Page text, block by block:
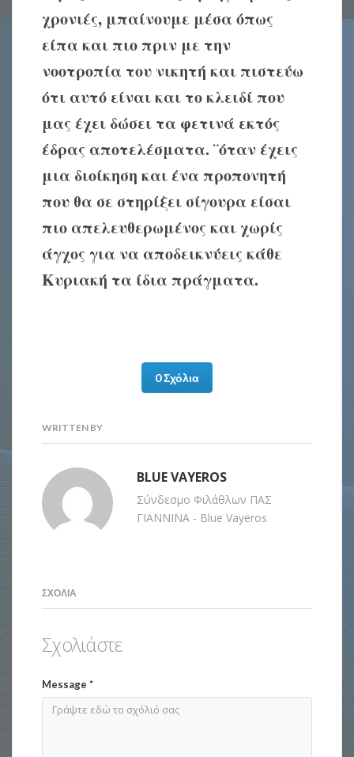
χρονιές, μπαίνουμε μέσα όπως
είπα και πιο πριν με την
νοοτροπία του νικητή και πιστεύω
ότι αυτό είναι και το κλειδί που
μας έχει δώσει τα φετινά εκτός
έδρας αποτελέσματα. ¨όταν έχεις
μια διοίκηση και ένα προπονητή
που θα σε στηρίξει σίγουρα είσαι
πιο απελευθερωμένος και χωρίς
άγχος για να αποδεικνύεις κάθε
Κυριακή τα ίδια πράγματα.
0 Σχόλια
WRITTEN BY
BLUE VAYEROS
Σύνδεσμο Φιλάθλων ΠΑΣ
ΓΙΑΝΝΙΝΑ - Blue Vayeros
ΣΧΌΛΙΑ
Σχολιάστε
Message*